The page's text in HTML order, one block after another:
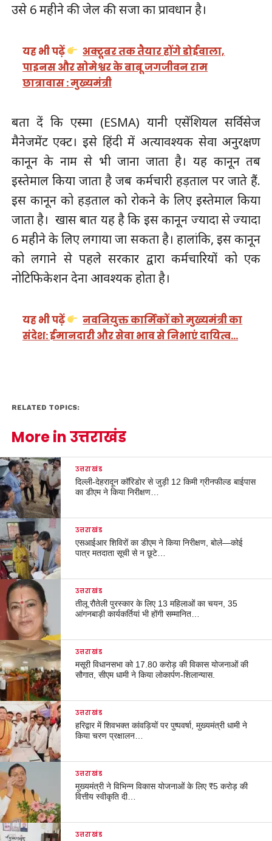
उसे 6 महीने की जेल की सजा का प्रावधान है।
यह भी पढ़ें
अक्टूबर तक तैयार होंगे डोईवाला,
पाइनस और सोमेश्वर के बाबू जगजीवन राम
छात्रावास : मुख्यमंत्री
बता दें कि एस्‍मा (ESMA) यानी एसेंशियल सर्विसेज
मैनेजमेंट एक्ट। इसे हिंदी में अत्यावश्यक सेवा अनुरक्षण
कानून के नाम से भी जाना जाता है। यह कानून तब
इस्तेमाल किया जाता है जब कर्मचारी हड़ताल पर जाते हैं.
इस कानून को हड़ताल को रोकने के लिए इस्तेमाल किया
जाता है। खास बात यह है कि इस कानून ज्यादा से ज्यादा
6 महीने के लिए लगाया जा सकता है। हालांकि, इस कानून
को लगाने से पहले सरकार द्वारा कर्मचारियों को एक
नोटिफिकेशन देना आवश्यक होता है।
यह भी पढ़ें
नवनियुक्त कार्मिकों को मुख्यमंत्री का
संदेश: ईमानदारी और सेवा भाव से निभाएं दायित्व…
RELATED TOPICS:
More in उत्तराखंड
उत्तराखंड
दिल्ली-देहरादून कॉरिडोर से जुड़ी 12 किमी ग्रीनफील्ड बाईपास
का डीएम ने किया निरीक्षण…
उत्तराखंड
एसआईआर शिविरों का डीएम ने किया निरीक्षण, बोले—कोई
पात्र मतदाता सूची से न छूटे…
उत्तराखंड
तीलू रौतेली पुरस्कार के लिए 13 महिलाओं का चयन, 35
आंगनबाड़ी कार्यकर्तियां भी होंगी सम्मानित…
उत्तराखंड
मसूरी विधानसभा को 17.80 करोड़ की विकास योजनाओं की
सौगात, सीएम धामी ने किया लोकार्पण-शिलान्यास.
उत्तराखंड
हरिद्वार में शिवभक्त कांवड़ियों पर पुष्पवर्षा, मुख्यमंत्री धामी ने
किया चरण प्रक्षालन…
उत्तराखंड
मुख्यमंत्री ने विभिन्न विकास योजनाओं के लिए ₹5 करोड़ की
वित्तीय स्वीकृति दी…
उत्तराखंड